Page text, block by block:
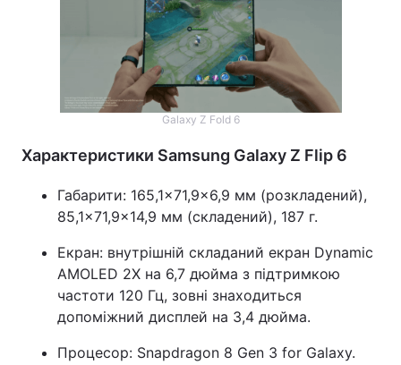
Galaxy Z Fold 6
Характеристики Samsung Galaxy Z Flip 6
Габарити: 165,1×71,9×6,9 мм (розкладений),
85,1×71,9×14,9 мм (складений), 187 г.
Екран: внутрішній складаний екран Dynamic
AMOLED 2X на 6,7 дюйма з підтримкою
частоти 120 Гц, зовні знаходиться
допоміжний дисплей на 3,4 дюйма.
Процесор: Snapdragon 8 Gen 3 for Galaxy.